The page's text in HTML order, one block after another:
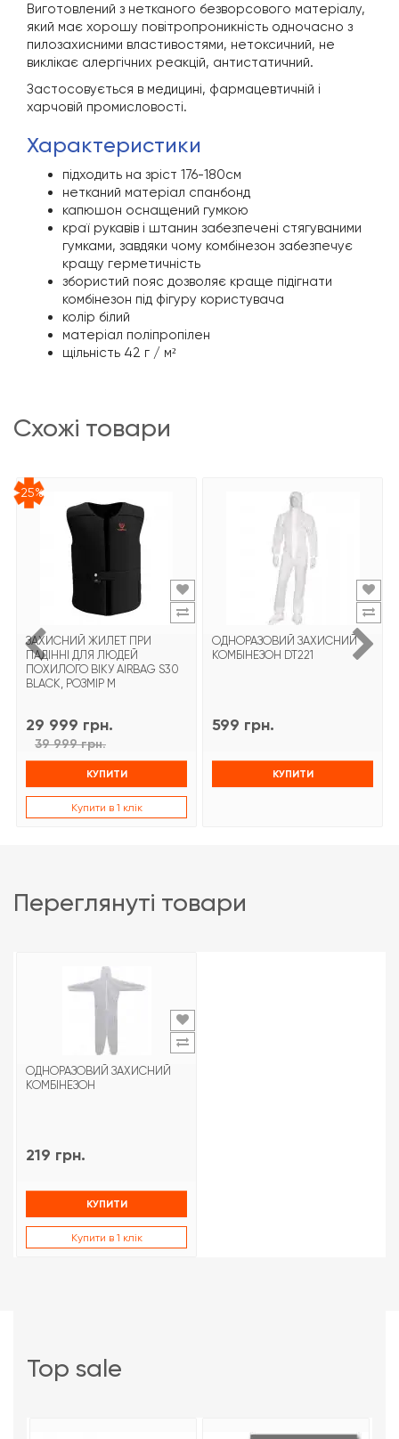
Виготовлений з нетканого безворсового матеріалу,
який має хорошу повітропроникність одночасно з
пилозахисними властивостями, нетоксичний, не
виклікає алергічних реакцій, антистатичний.
Застосовується в медицині, фармацевтичній і
харчовій промисловості.
характеристики
підходить на зріст 176-180см
нетканий матеріал спанбонд
капюшон оснащений гумкою
краї рукавів і штанин забезпечені стягуваними
гумками, завдяки чому комбінезон забезпечує
кращу герметичність
збористий пояс дозволяє краще підігнати
комбінезон під фігуру користувача
колір білий
матеріал поліпропілен
щільність 42 г / м²
схожі товари
-25%
ЗАХИСНИЙ ЖИЛЕТ ПРИ
ПАДІННІ ДЛЯ ЛЮДЕЙ
ПОХИЛОГО ВІКУ AIRBAG S30
BLACK, РОЗМІР М
29 999 грн.
39 999 грн.
КУПИТИ
Купити в 1 клік
ОДНОРАЗОВИЙ ЗАХИСНИЙ
КОМБІНЕЗОН DT221
599 грн.
КУПИТИ
переглянуті товари
ОДНОРАЗОВИЙ ЗАХИСНИЙ
КОМБІНЕЗОН
219 грн.
КУПИТИ
Купити в 1 клік
top sale